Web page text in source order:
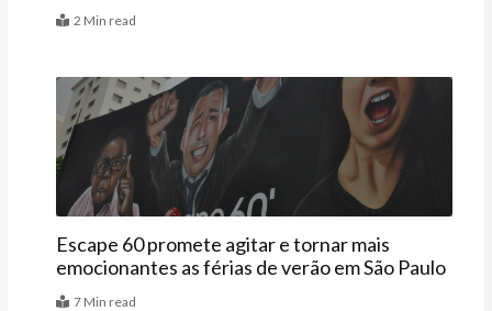
2 Min read
Agenda
Escape 60 promete agitar e tornar mais
emocionantes as férias de verão em São Paulo
7 Min read